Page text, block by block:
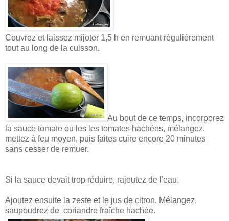
Couvrez et laissez mijoter 1,5 h en remuant régulièrement
tout au long de la cuisson.
Au bout de ce temps, incorporez
la sauce tomate ou les les tomates hachées, mélangez,
mettez à feu moyen, puis faites cuire encore 20 minutes
sans cesser de remuer.
Si la sauce devait trop réduire, rajoutez de l'eau.
Ajoutez ensuite la zeste et le jus de citron. Mélangez,
saupoudrez de coriandre fraîche hachée.